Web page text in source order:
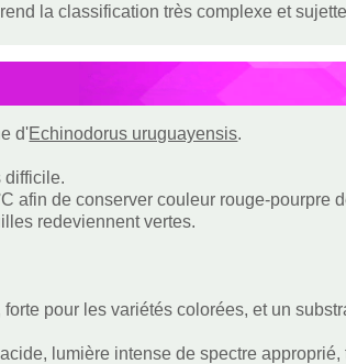
la classification très complexe et
d'Echinodorus uruguayensis.
difficile.
afin de conserver couleur rouge-pourpre
redeviennent vertes.
pour les variétés colorées, et un
lumière intense de spectre approprié,